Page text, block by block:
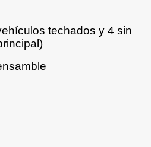
techados y 4 sin